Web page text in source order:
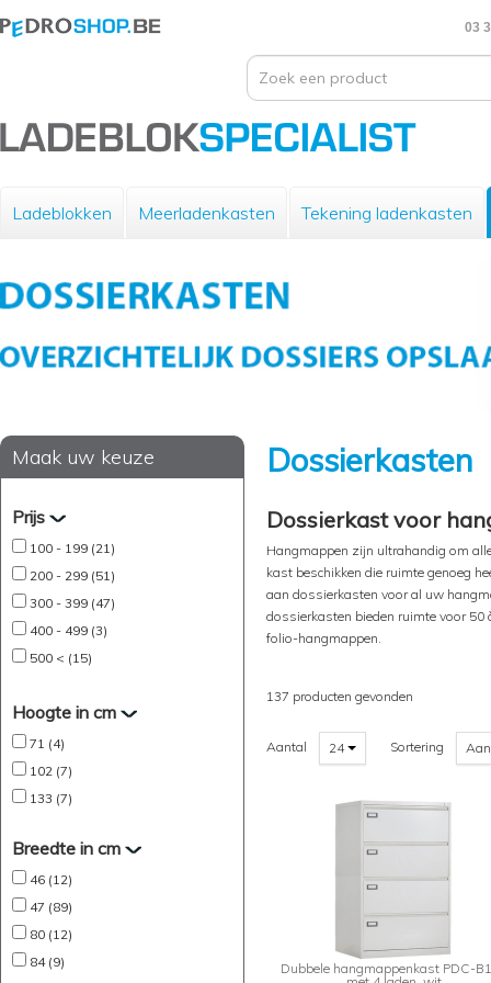
03
Ladeblokken Meerladenkasten Tekening ladenkasten
Maak uw keuze
Prijs
100 - 199 (21)
200 - 299 (51)
300 - 399 (47)
400 - 499 (3)
500 < (15)
Hoogte in cm
71 (4)
102 (7)
133 (7)
Breedte in cm
46 (12)
47 (89)
80 (12)
84 (9)
Dossierkasten
Dossierkast voor
Hangmappen zijn ultrahandig om
kast beschikken die ruimte genoeg
aan dossierkasten voor al uw
dossierkasten bieden ruimte voor
folio-hangmappen.
137 producten gevonden
Aantal 24 Sortering
Dubbele hangmappenkast PDC-